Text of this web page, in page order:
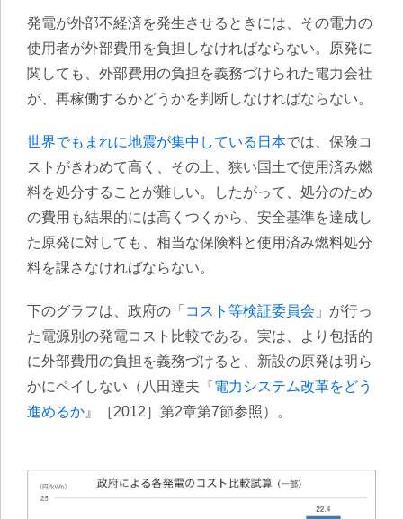
発電が外部不経済を発生させるときには、その電力の
使用者が外部費用を負担しなければならない。原発に
関しても、外部費用の負担を義務づけられた電力会社
が、再稼働するかどうかを判断しなければならない。
世界でもまれに地震が集中している日本では、保険コ
ストがきわめて高く、その上、狭い国土で使用済み燃
料を処分することが難しい。したがって、処分のため
の費用も結果的には高くつくから、安全基準を達成し
た原発に対しても、相当な保険料と使用済み燃料処分
料を課さなければならない。
下のグラフは、政府の「 コスト等検証委員会 」が行っ
た電源別の発電コスト比較である。実は、より包括的
に外部費用の負担を義務づけると、新設の原発は明ら
かにペイしない（八田達夫『電力システム改革をどう
進めるか 』［2012］第2章第7節参照）。